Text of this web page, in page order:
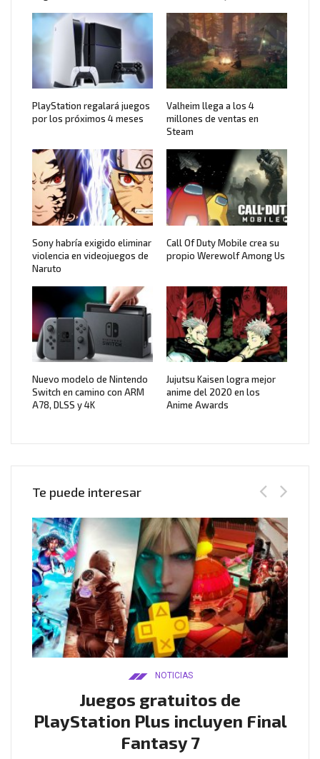
PlayStation regalará juegos
por los próximos 4 meses
Valheim llega a los 4
millones de ventas en
Steam
Sony habría exigido eliminar
violencia en videojuegos de
Naruto
Call Of Duty Mobile crea su
propio Werewolf Among Us
Nuevo modelo de Nintendo
Switch en camino con ARM
A78, DLSS y 4K
Jujutsu Kaisen logra mejor
anime del 2020 en los
Anime Awards
Te puede interesar
NOTICIAS
Juegos gratuitos de
PlayStation Plus incluyen Final
Fantasy 7